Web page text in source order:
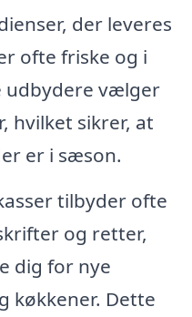
der leveres
ofte friske og i
udbydere vælger
hvilket sikrer, at
er i sæson.
tilbyder ofte
og retter,
dig for nye
køkkener. Dette